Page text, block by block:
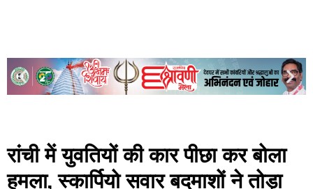
रांची में युवतियों की कार पीछा कर बोला
हमला, स्कार्पियो सवार बदमाशों ने तोड़ा